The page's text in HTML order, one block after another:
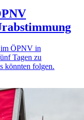
im ÖPNV in
Tagen zu
könnten folgen.